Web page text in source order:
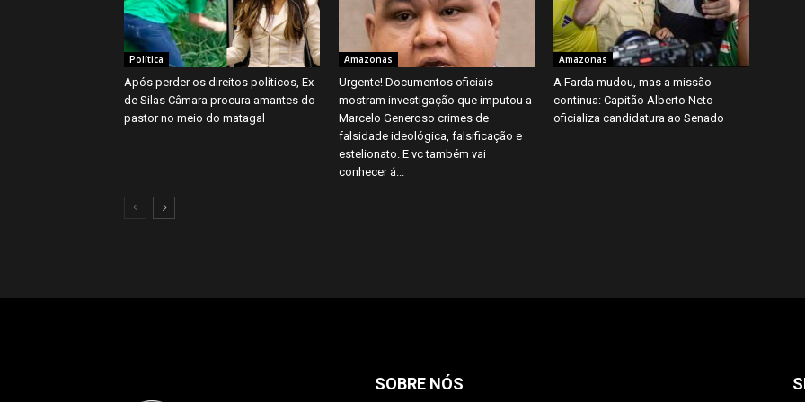
Política
Após perder os direitos políticos, Ex
de Silas Câmara procura amantes do
pastor no meio do matagal
Amazonas
Urgente! Documentos oficiais
mostram investigação que imputou a
Marcelo Generoso crimes de
falsidade ideológica, falsificação e
estelionato. E vc também vai
conhecer á...
Amazonas
A Farda mudou, mas a missão
continua: Capitão Alberto Neto
oficializa candidatura ao Senado
SOBRE NÓS